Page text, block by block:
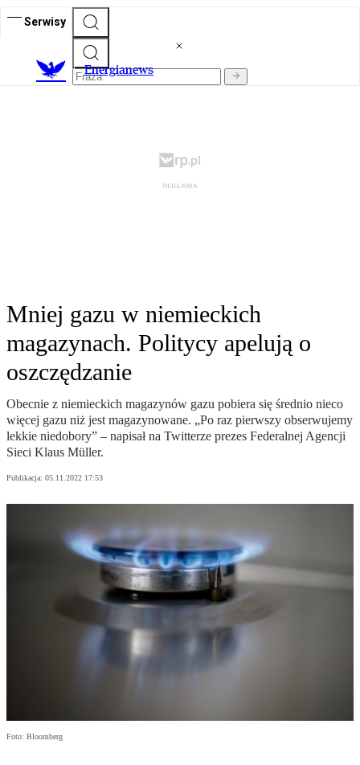
Serwisy
Energianews
Mniej gazu w niemieckich
magazynach. Politycy apelują o
oszczędzanie
Obecnie z niemieckich magazynów gazu pobiera się średnio nieco
więcej gazu niż jest magazynowane. „Po raz pierwszy obserwujemy
lekkie niedobory” – napisał na Twitterze prezes Federalnej Agencji
Sieci Klaus Müller.
Publikacja: 05.11.2022 17:53
Foto: Bloomberg